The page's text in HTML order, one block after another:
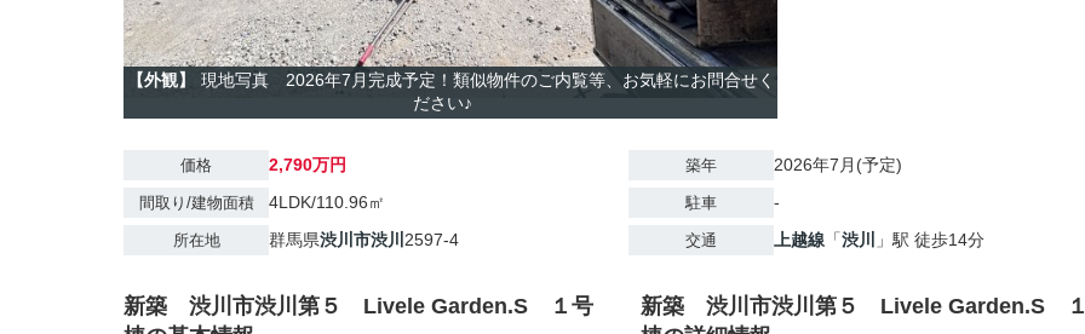
【外観】
現地写真 2026年7月完成予定！類似物件のご内覧等、お気軽にお問合せく
ださい♪
価格 2,790万円
間取り/建物面積 4LDK/110.96㎡
所在地 群馬県渋川市渋川 2597-4
築年 2026年7月(予定)
駐車 -
交通 上越線 「渋川 」駅 徒歩14分
新築 渋川市渋川第５ Livele Garden.S １号
新築 渋川市渋川第５ Livele Garden.S